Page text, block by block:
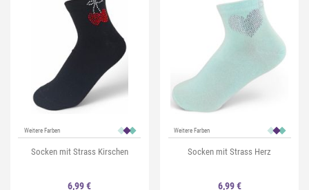
Weitere Farben
Socken mit Strass Kirschen
6,99 €
Weitere Farben
Socken mit Strass Herz
6,99 €